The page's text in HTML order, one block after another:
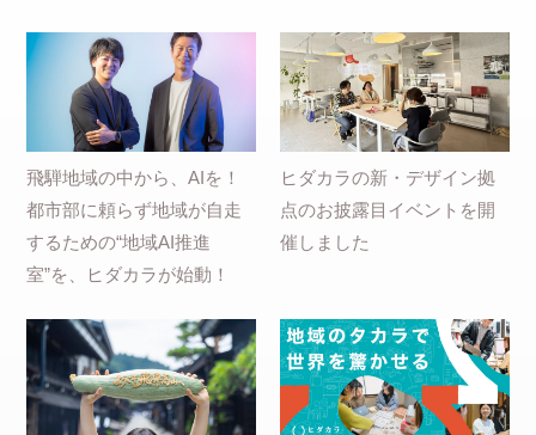
飛騨地域の中から、AIを！
都市部に頼らず地域が自走
するための“地域AI推進
室”を、ヒダカラが始動！
ヒダカラの新・デザイン拠
点のお披露目イベントを開
催しました